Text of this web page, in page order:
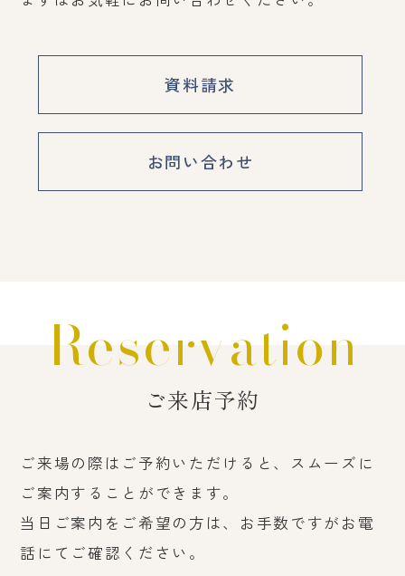
資料請求
お問い合わせ
Reservation
ご来店予約
ご来場の際はご予約いただけると、スムーズに
ご案内することができます。
当日ご案内をご希望の方は、お手数ですがお電
話にてご確認ください。